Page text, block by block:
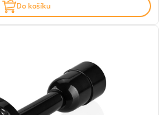
Do košíku